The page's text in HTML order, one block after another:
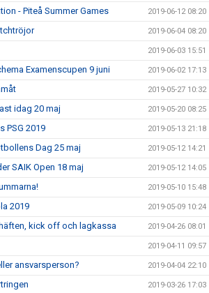
- Piteå Summer Games 2019-06-12 08:20
2019-06-04 08:20
2019-06-03 15:51
Examenscupen 9 juni 2019-06-02 17:13
2019-05-27 10:32
idag 20 maj 2019-05-20 08:25
PSG 2019 2019-05-13 21:18
Dag 25 maj 2019-05-12 14:21
SAIK Open 18 maj 2019-05-12 14:05
2019-05-10 15:48
2019 2019-05-09 10:24
kick off och lagkassa 2019-04-26 08:01
2019-04-11 09:57
ansvarsperson? 2019-04-04 22:10
2019-03-26 17:03